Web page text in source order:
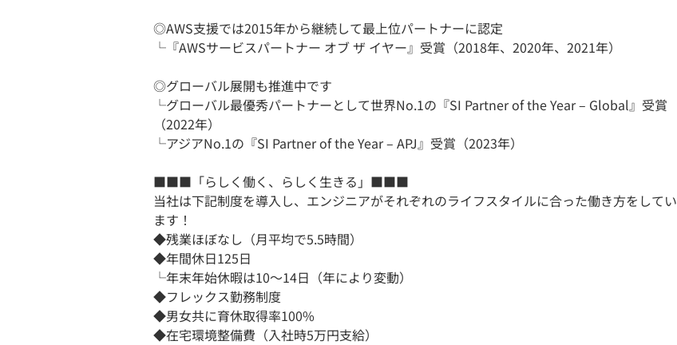
◎AWS支援では2015年から継続して最上位パートナーに認定
└『AWSサービスパートナー オブ ザ イヤー』受賞（2018年、2020年、2021年）
◎グローバル展開も推進中です
└グローバル最優秀パートナーとして世界No.1の『SI Partner of the Year – Global』受賞
（2022年）
└アジアNo.1の『SI Partner of the Year – APJ』受賞（2023年）
■■■「らしく働く、らしく生きる」■■■
当社は下記制度を導入し、エンジニアがそれぞれのライフスタイルに合った働き方をしてい
ます！
◆残業ほぼなし（月平均で5.5時間）
◆年間休日125日
└年末年始休暇は10～14日（年により変動）
◆フレックス勤務制度
◆男女共に育休取得率100%
◆在宅環境整備費（入社時5万円支給）